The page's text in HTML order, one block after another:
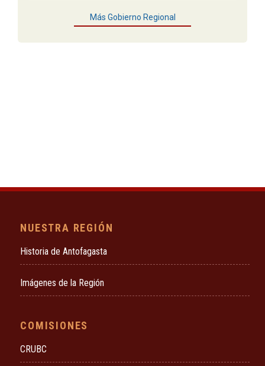
Más Gobierno Regional
NUESTRA REGIÓN
Historia de Antofagasta
Imágenes de la Región
COMISIONES
CRUBC